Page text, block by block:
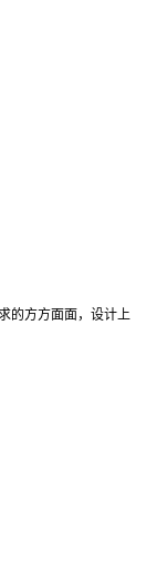
的方方面面，设计上